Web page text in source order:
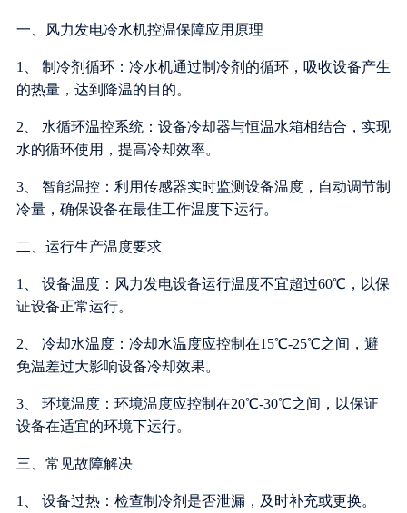
一、风力发电冷水机控温保障应用原理
1、 制冷剂循环：冷水机通过制冷剂的循环，吸收设备产生
的热量，达到降温的目的。
2、 水循环温控系统：设备冷却器与恒温水箱相结合，实现
水的循环使用，提高冷却效率。
3、 智能温控：利用传感器实时监测设备温度，自动调节制
冷量，确保设备在最佳工作温度下运行。
二、运行生产温度要求
1、 设备温度：风力发电设备运行温度不宜超过60℃，以保
证设备正常运行。
2、 冷却水温度：冷却水温度应控制在15℃-25℃之间，避
免温差过大影响设备冷却效果。
3、 环境温度：环境温度应控制在20℃-30℃之间，以保证
设备在适宜的环境下运行。
三、常见故障解决
1、 设备过热：检查制冷剂是否泄漏，及时补充或更换。